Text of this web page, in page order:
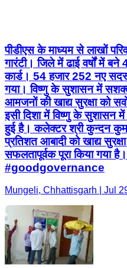
पीडीएस के माध्यम से लाखों
गारंटी। जिले में ढाई वर्षों में
कार्ड। 54 हजार 252 नए
गया। विष्णु के सुशासन में सशक्त
आमजनों की खाद्य सुरक्षा को
इसी दिशा में विष्णु के सुशासन
हुई है। कलेक्टर श्री कुन्दन
प्रतिशत आबादी को खाद्य
सफलतापूर्वक पूरा किया
#goodgovernance
Mungeli, Chhattisgarh | Jul